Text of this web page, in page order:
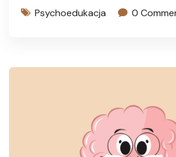
Psychoedukacja 0